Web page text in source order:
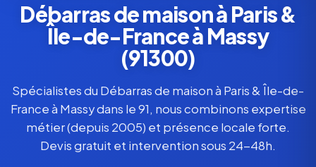
Débarras de maison à Paris &
Île-de-France à Massy
(91300)
Spécialistes du Débarras de maison à Paris & Île-de-
France à Massy dans le 91, nous combinons expertise
métier (depuis 2005) et présence locale forte.
Devis gratuit et intervention sous 24-48h.